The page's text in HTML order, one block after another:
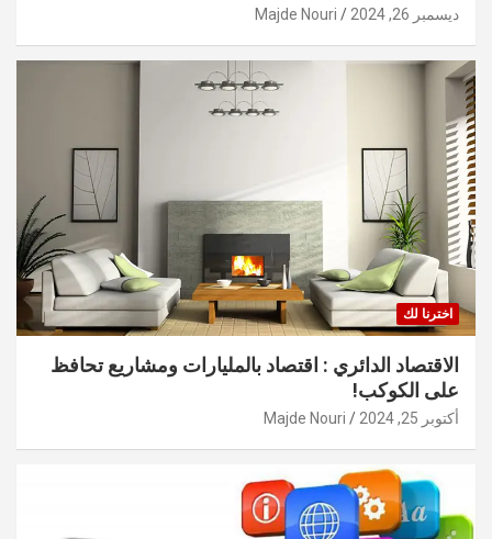
ديسمبر 26, 2024 Majde Nouri
اخترنا لك
الاقتصاد الدائري : اقتصاد بالمليارات ومشاريع تحافظ
على الكوكب!
أكتوبر 25, 2024 Majde Nouri